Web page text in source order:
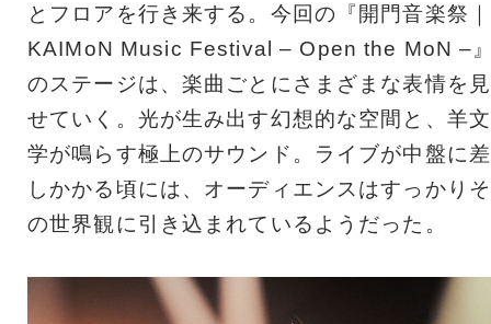
とフロアを行き来する。今回の『開門音楽祭｜
KAIMoN Music Festival – Open the MoN –
のステージは、楽曲ごとにさまざまな表情を見
せていく。光が生み出す幻想的な空間と、羊文
学が鳴らす極上のサウンド。ライブが中盤に差
しかかる頃には、オーディエンスはすっかりそ
の世界観に引き込まれているようだった。